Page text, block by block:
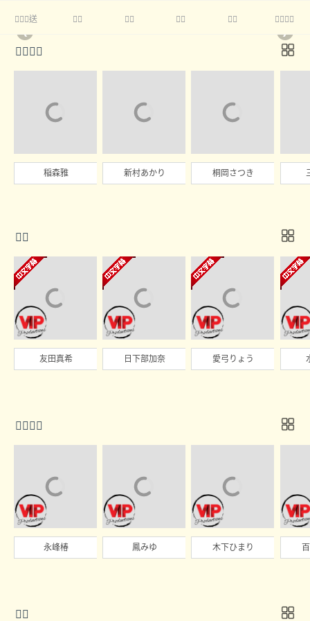
送    


稲森雅 新村あかり 桐岡さつき

友田真希 日下部加奈 愛弓りょう

永峰椿 鳳みゆ 木下ひまり
